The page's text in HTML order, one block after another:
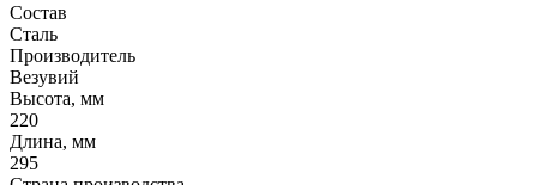
Состав
Сталь
Производитель
Везувий
Высота, мм
220
Длина, мм
295